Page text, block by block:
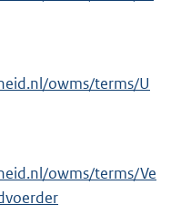
owms/terms/U
owms/terms/Ve